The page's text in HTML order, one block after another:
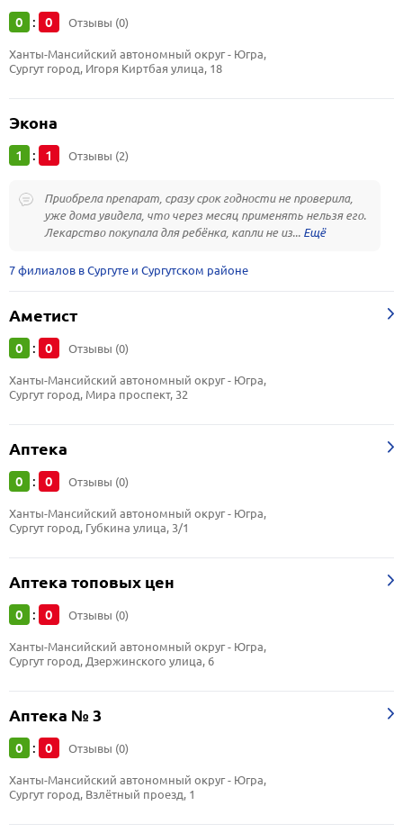
0 : 0 Отзывы (0)
Ханты-Мансийский автономный округ - Югра,
Сургут город, Игоря Киртбая улица, 18
Экона
1 : 1 Отзывы (2)
Приобрела препарат, сразу срок годности не проверила,
уже дома увидела, что через месяц применять нельзя его.
Лекарство покупала для ребёнка, капли не из...
7 филиалов в Сургуте и Сургутском районе
Аметист
0 : 0 Отзывы (0)
Ханты-Мансийский автономный округ - Югра,
Сургут город, Мира проспект, 32
Аптека
0 : 0 Отзывы (0)
Ханты-Мансийский автономный округ - Югра,
Сургут город, Губкина улица, 3/1
Аптека топовых цен
0 : 0 Отзывы (0)
Ханты-Мансийский автономный округ - Югра,
Сургут город, Дзержинского улица, 6
Аптека № 3
0 : 0 Отзывы (0)
Ханты-Мансийский автономный округ - Югра,
Сургут город, Взлётный проезд, 1